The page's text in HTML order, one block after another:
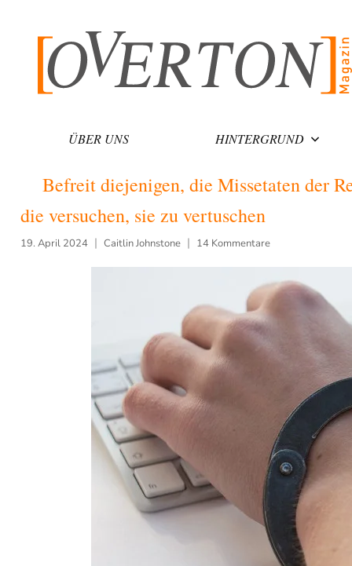
ÜBER UNS HINTERGRUND
Befreit diejenigen, die Missetaten der
die versuchen, sie zu vertuschen
19. April 2024 Caitlin Johnstone 14 Kommentare